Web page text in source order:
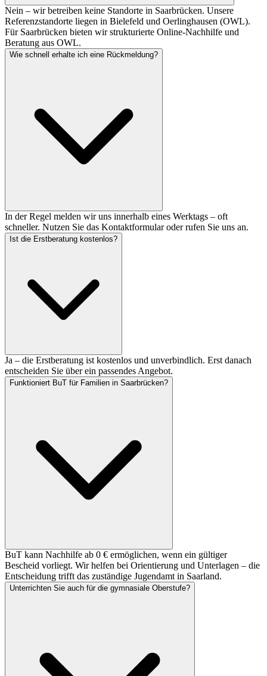
Nein – wir betreiben keine Standorte in Saarbrücken. Unsere
Referenzstandorte liegen in Bielefeld und Oerlinghausen (OWL).
Für Saarbrücken bieten wir strukturierte Online-Nachhilfe und
Beratung aus OWL.
Wie schnell erhalte ich eine Rückmeldung?
In der Regel melden wir uns innerhalb eines Werktags – oft
schneller. Nutzen Sie das Kontaktformular oder rufen Sie uns an.
Ist die Erstberatung kostenlos?
Ja – die Erstberatung ist kostenlos und unverbindlich. Erst danach
entscheiden Sie über ein passendes Angebot.
Funktioniert BuT für Familien in Saarbrücken?
BuT kann Nachhilfe ab 0 € ermöglichen, wenn ein gültiger
Bescheid vorliegt. Wir helfen bei Orientierung und Unterlagen – die
Entscheidung trifft das zuständige Jugendamt in Saarland.
Unterrichten Sie auch für die gymnasiale Oberstufe?